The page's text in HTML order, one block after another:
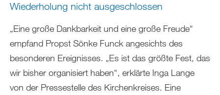
Wiederholung nicht ausgeschlossen
„Eine große Dankbarkeit und eine große Freude“
empfand Propst Sönke Funck angesichts des
besonderen Ereignisses. „Es ist das größte Fest, das
wir bisher organisiert haben“, erklärte Inga Lange
von der Pressestelle des Kirchenkreises. Eine